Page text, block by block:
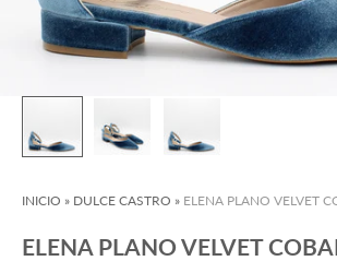
INICIO » DULCE CASTRO » ELENA PLANO VELVET
ELENA PLANO VELVET